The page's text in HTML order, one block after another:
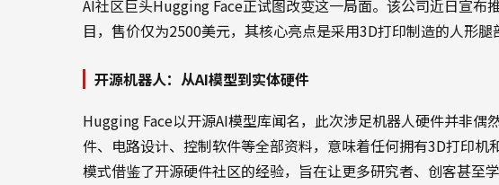
AI社区巨头Hugging Face正试图改变这一局面。该公司近日宣
目，售价仅为2500美元，其核心亮点是采用3D打印制造的人形腿
开源机器人：从AI模型到实体硬件
Hugging Face以开源AI模型库闻名，此次涉足机器人硬件并非偶
件、电路设计、控制软件等全部资料，意味着任何拥有3D打印机
模式借鉴了开源硬件社区的经验，旨在让更多研究者、创客甚至